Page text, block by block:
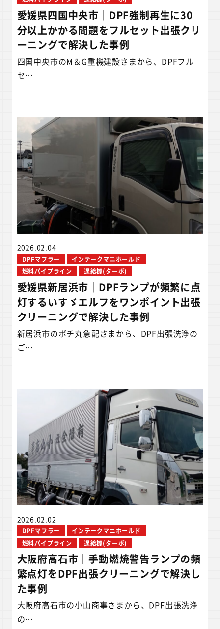
愛媛県四国中央市｜DPF強制再生に30
分以上かかる問題をフルセット出張クリ
ーニングで解決した事例
四国中央市のM＆G重機建設さまから、DPFフル
セ…
2026.02.04
DPFマフラー
インテークマニホールド
燃料パイプライン
過給機(ターボ)
愛媛県新居浜市｜DPFランプが頻繁に点
灯するいすゞエルフをワンポイント出張
クリーニングで解決した事例
新居浜市のポチ丸急配さまから、DPF出張洗浄の
ご…
2026.02.02
DPFマフラー
インテークマニホールド
燃料パイプライン
過給機(ターボ)
大阪府高石市｜手動燃焼警告ランプの頻
繁点灯をDPF出張クリーニングで解決し
た事例
大阪府高石市の小山商事さまから、DPF出張洗浄
の…